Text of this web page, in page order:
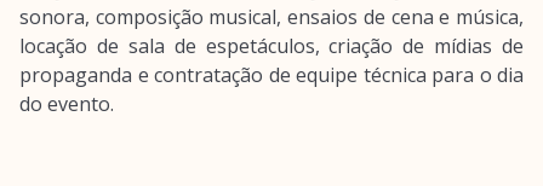
sonora, composição musical, ensaios de cena e música,
locação de sala de espetáculos, criação de mídias de
propaganda e contratação de equipe técnica para o dia
do evento.